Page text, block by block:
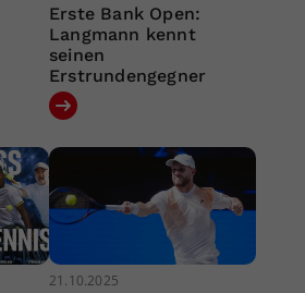
Erste Bank Open:
Langmann kennt
seinen
Erstrundengegner
21.10.2025